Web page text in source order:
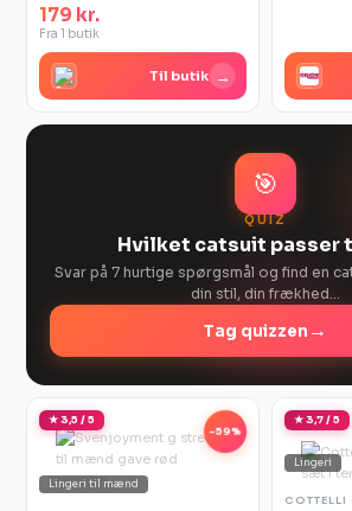
179 kr.
Fra 1 butik
Til butik →
🎯
QUIZ
Hvilket catsuit passer
Svar på 7 hurtige spørgsmål og find en
din stil, din frækhed…
Tag quizzen →
★ 3,5 / 5
-59%
Lingeri til mænd
★ 3,7 / 5
Lingeri